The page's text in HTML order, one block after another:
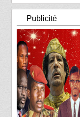
Publicité